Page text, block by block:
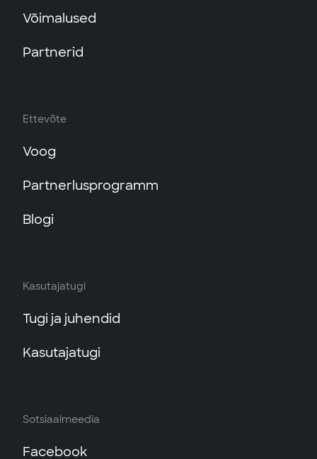
Võimalused
Partnerid
Ettevõte
Voog
Partnerlusprogramm
Blogi
Kasutajatugi
Tugi ja juhendid
Kasutajatugi
Sotsiaalmeedia
Facebook